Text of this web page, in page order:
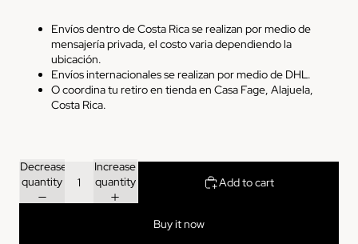
Envíosdentro de Costa Ricase realizan por medio de
mensajería privada, el costo varia dependiendo la
ubicación.
Envíosinternacionalesse realizan por medio de DHL.
O coordina tu retiro en tienda en Casa Fage, Alajuela,
Costa Rica.
Decrease
quantity
Increase
quantity
Add to cart
Buy it now